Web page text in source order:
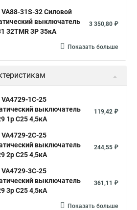
VA88-31S-32 Силовой
выключатель
32TMR 3P 35кА
3 350,80 ₽
Показать больше
VA4729-1C-25
выключатель
1р C25 4,5кА
119,42 ₽
VA4729-2С-25
выключатель
2р C25 4,5кА
244,55 ₽
VA4729-3С-25
выключатель
3р C25 4,5кА
361,11 ₽
Показать больше